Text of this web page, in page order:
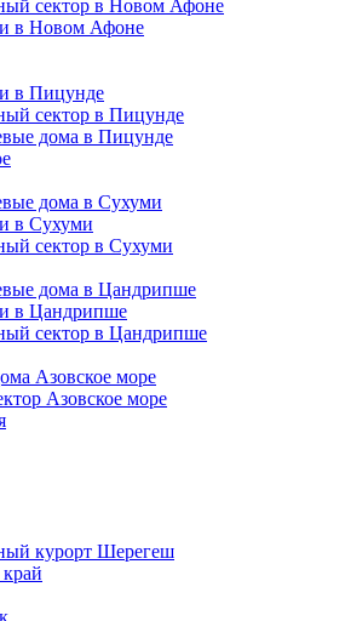
сектор в Новом Афоне
в Новом Афоне
в Пицунде
сектор в Пицунде
дома в Пицунде
дома в Сухуми
в Сухуми
сектор в Сухуми
дома в Цандрипше
в Цандрипше
сектор в Цандрипше
Азовское море
Азовское море
курорт Шерегеш